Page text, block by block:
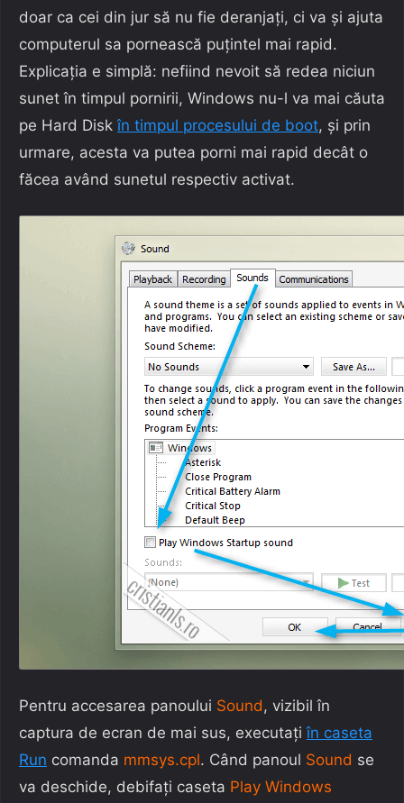
doar ca cei din jur să nu fie deranjați, ci va și ajuta
computerul sa pornească puțintel mai rapid.
Explicația e simplă: nefiind nevoit să redea niciun
sunet în timpul pornirii, Windows nu-l va mai căuta
pe Hard Diskîn timpul procesului de boot, și prin
urmare, acesta va putea porni mai rapid decât o
făcea având sunetul respectiv activat.
Pentru accesarea panoului Sound , vizibil în
captura de ecran de mai sus, executațiîn caseta
Run comanda mmsys.cpl. Când panoul Sound se
va deschide, debifați caseta Play Windows